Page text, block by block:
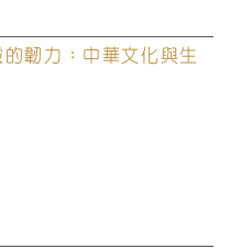
韌力：中華文化與生